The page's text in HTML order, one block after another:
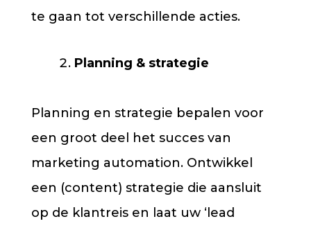
te gaan tot verschillende acties.
Planning & strategie
Planning en strategie bepalen voor
een groot deel het succes van
marketing automation. Ontwikkel
een (content) strategie die aansluit
op de klantreis en laat uw ‘lead